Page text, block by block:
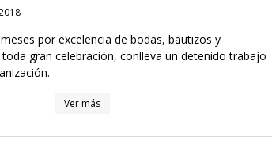
por excelencia de bodas, bautizos y
gran celebración, conlleva un detenido trabajo
Ver más